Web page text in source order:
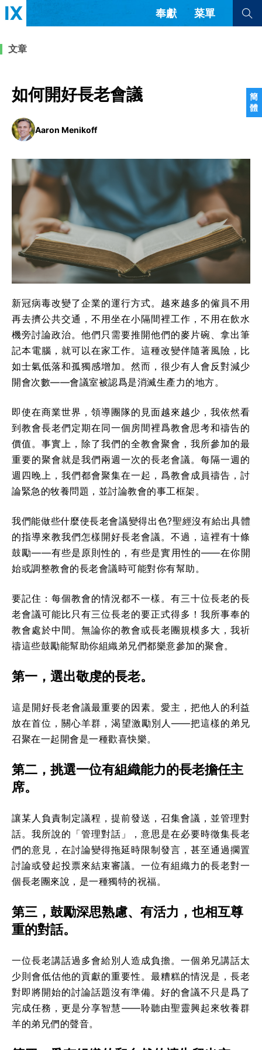
簡
體
奉獻 菜單
教會帶領 解經式講道與神學
福音傳講與宣教 成員制與教會紀律
團契生活與禱告
查看全部
查看全部
简体中文
英语
西班牙語
葡萄牙語
俄語
烏茲別克語
达里语
法語
羅馬尼亞語
波蘭語
越南語
意大利語
德語
韓語
土耳其語
阿拉伯語
阿爾巴尼亞語
塞爾維亞語 柬埔寨語
文章
如何開好長老會議
Aaron Menikoff
新冠病毒改變了企業的運行方式。越來越多的僱員不用
再去擠公共交通，不用坐在小隔間裡工作，不用在飲水
機旁討論政治。他們只需要推開他們的麥片碗、拿出筆
記本電腦，就可以在家工作。這種改變伴隨著風險，比
如士氣低落和孤獨感增加。然而，很少有人會反對減少
開會次數——會議室被認爲是消滅生產力的地方。
即使在商業世界，領導團隊的見面越來越少，我依然看
到教會長老們定期在同一個房間裡爲教會思考和禱告的
價值。事實上，除了我們的全教會聚會，我所參加的最
重要的聚會就是我們兩週一次的長老會議。每隔一週的
週四晚上，我們都會聚集在一起，爲教會成員禱告，討
論緊急的牧養問題，並討論教會的事工框架。
我們能做些什麼使長老會議變得出色?聖經沒有給出具體
的指導來教我們怎樣開好長老會議。不過，這裡有十條
鼓勵——有些是原則性的，有些是實用性的——在你開
始或調整教會的長老會議時可能對你有幫助。
要記住：每個教會的情況都不一樣。有三十位長老的長
老會議可能比只有三位長老的要正式得多！我所事奉的
教會處於中間。無論你的教會或長老團規模多大，我祈
禱這些鼓勵能幫助你組織弟兄們都樂意參加的聚會。
第一，選出敬虔的長老。
這是開好長老會議最重要的因素。愛主，把他人的利益
放在首位，關心羊群，渴望激勵別人——把這樣的弟兄
召聚在一起開會是一種歡喜快樂。
第二，挑選一位有組織能力的長老擔任主
席。
讓某人負責制定議程，提前發送，召集會議，並管理對
話。我所說的「管理對話」，意思是在必要時徵集長老
們的意見，在討論變得拖延時限制發言，甚至通過擱置
討論或發起投票來結束審議。一位有組織力的長老對一
個長老團來說，是一種獨特的祝福。
第三，鼓勵深思熟慮、有活力，也相互尊
重的對話。
一位長老講話過多會給別人造成負擔。一個弟兄講話太
少則會低估他的貢獻的重要性。最糟糕的情況是，長老
對即將開始的討論話題沒有準備。好的會議不只是爲了
完成任務，更是分享智慧——聆聽由聖靈興起來牧養群
羊的弟兄們的聲音。